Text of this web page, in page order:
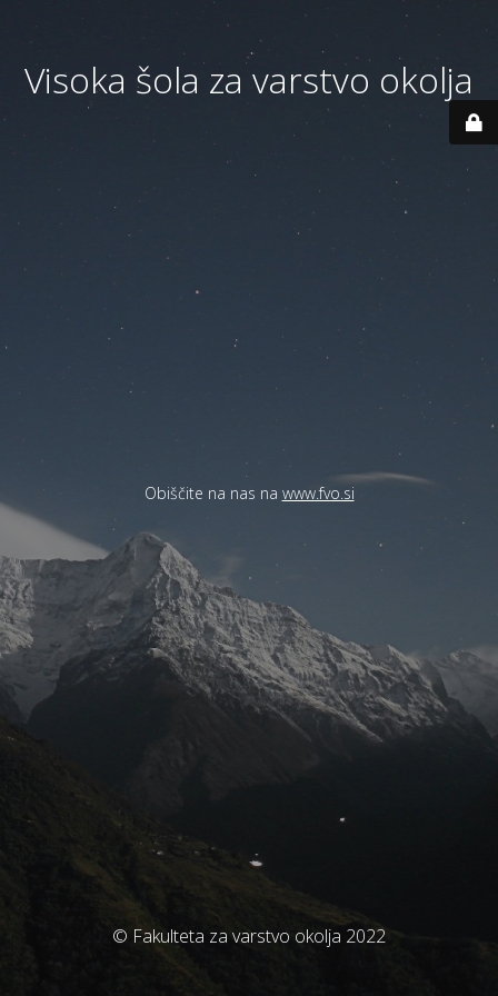
Visoka šola za varstvo okolja
Obiščite na nas na www.fvo.si
© Fakulteta za varstvo okolja 2022